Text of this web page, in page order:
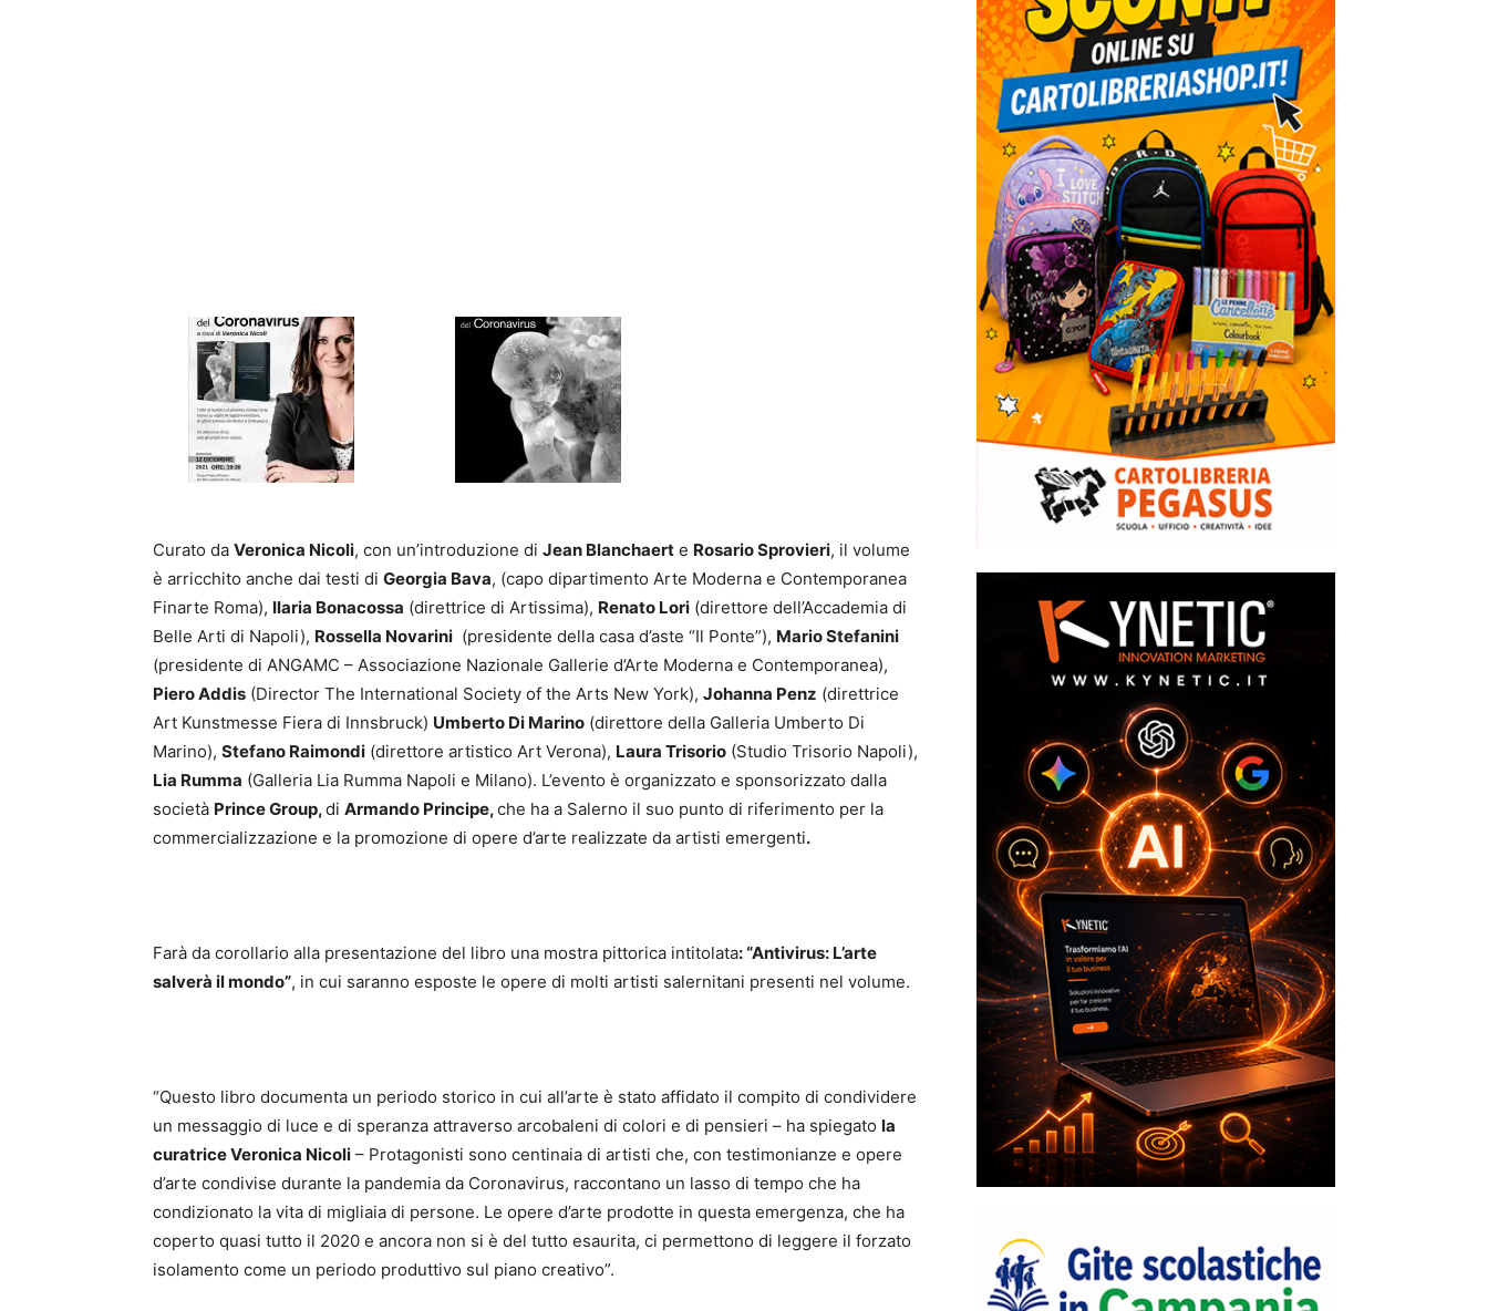
Curato da Veronica Nicoli, con un’introduzione di Jean Blanchaert e Rosario Sprovieri, il volume
è arricchito anche dai testi di Georgia Bava, (capo dipartimento Arte Moderna e Contemporanea
Finarte Roma), Ilaria Bonacossa (direttrice di Artissima), Renato Lori (direttore dell’Accademia di
Belle Arti di Napoli), Rossella Novarini (presidente della casa d’aste “Il Ponte”), Mario Stefanini
(presidente di ANGAMC – Associazione Nazionale Gallerie d’Arte Moderna e Contemporanea),
Piero Addis (Director The International Society of the Arts New York), Johanna Penz (direttrice
Art Kunstmesse Fiera di Innsbruck) Umberto Di Marino (direttore della Galleria Umberto Di
Marino), Stefano Raimondi (direttore artistico Art Verona), Laura Trisorio (Studio Trisorio Napoli),
Lia Rumma (Galleria Lia Rumma Napoli e Milano). L’evento è organizzato e sponsorizzato dalla
società Prince Group,di Armando Principe,che ha a Salerno il suo punto di riferimento per la
commercializzazione e la promozione di opere d’arte realizzate da artisti emergenti.
Farà da corollario alla presentazione del libro una mostra pittorica intitolata: “Antivirus: L’arte
salverà il mondo”, in cui saranno esposte le opere di molti artisti salernitani presenti nel volume.
“Questo libro documenta un periodo storico in cui all’arte è stato affidato il compito di condividere
un messaggio di luce e di speranza attraverso arcobaleni di colori e di pensieri – ha spiegato la
curatrice Veronica Nicoli – Protagonisti sono centinaia di artisti che, con testimonianze e opere
d’arte condivise durante la pandemia da Coronavirus, raccontano un lasso di tempo che ha
condizionato la vita di migliaia di persone. Le opere d’arte prodotte in questa emergenza, che ha
coperto quasi tutto il 2020 e ancora non si è del tutto esaurita, ci permettono di leggere il forzato
isolamento come un periodo produttivo sul piano creativo”.